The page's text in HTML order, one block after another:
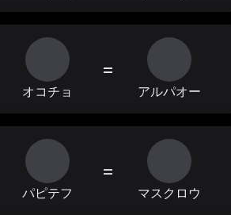
オコチョ
=
アルパオー
パピテフ
=
マスクロウ